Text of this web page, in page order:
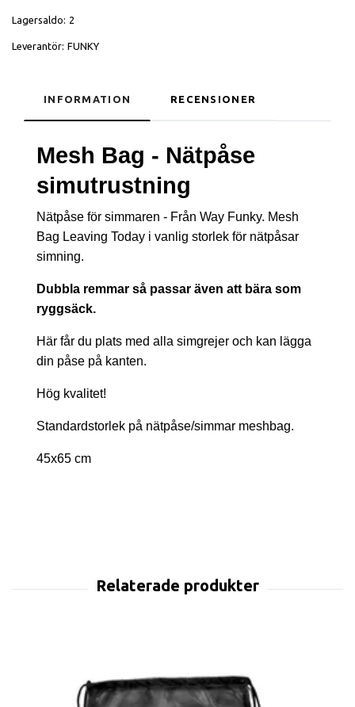
Lagersaldo: 2
Leverantör: FUNKY
INFORMATION RECENSIONER
Mesh Bag - Nätpåse
simutrustning
Nätpåse för simmaren - Från Way Funky. Mesh
Bag Leaving Today i vanlig storlek för nätpåsar
simning.
Dubbla remmar så passar även att bära som
ryggsäck.
Här får du plats med alla simgrejer och kan lägga
din påse på kanten.
Hög kvalitet!
Standardstorlek på nätpåse/simmar meshbag.
45x65 cm